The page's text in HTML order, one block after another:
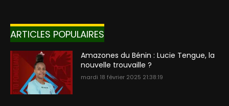
ARTICLES POPULAIRES
Amazones du Bénin : Lucie Tengue, la
nouvelle trouvaille ?
mardi 18 février 2025 21:38:19